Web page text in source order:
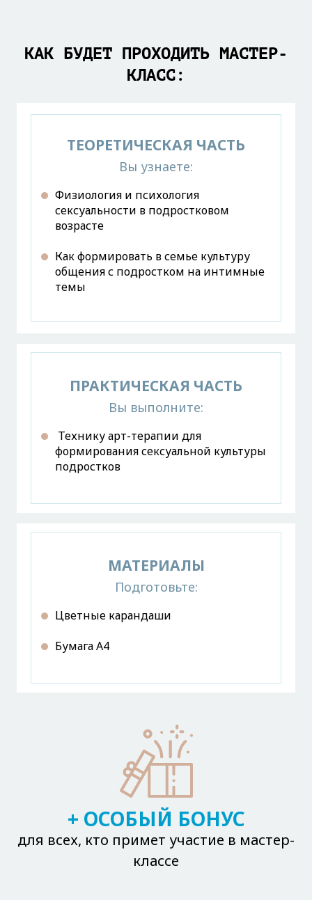
КАК БУДЕТ ПРОХОДИТЬ МАСТЕР-
КЛАСС:
ТЕОРЕТИЧЕСКАЯ ЧАСТЬ
Вы узнаете:
Физиология и психология
сексуальности в подростковом
возрасте
Как формировать в семье культуру
общения с подростком на интимные
темы
ПРАКТИЧЕСКАЯ ЧАСТЬ
Вы выполните:
Технику арт-терапии для
формирования сексуальной культуры
подростков
МАТЕРИАЛЫ
Подготовьте:
Цветные карандаши
Бумага А4
+ ОСОБЫЙ БОНУС
для всех, кто примет участие в мастер-
классе